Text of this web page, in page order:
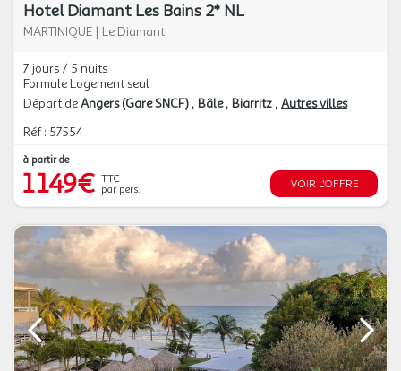
Hotel Diamant Les Bains 2* NL
MARTINIQUE | Le Diamant
7 jours / 5 nuits
Formule Logement seul
Départ deAngers (Gare SNCF) Bâle Biarritz Autres villes
Réf : 57554
à partir de
1 149€ TTC
par pers.
VOIR L'OFFRE